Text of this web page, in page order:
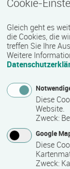
E-Mail *
Nachricht *
Gleich geht es
die Cookies, die
treffen Sie Ihre
Weitere
Diese
Website.
Zweck:
Google
Diese
Zweck: